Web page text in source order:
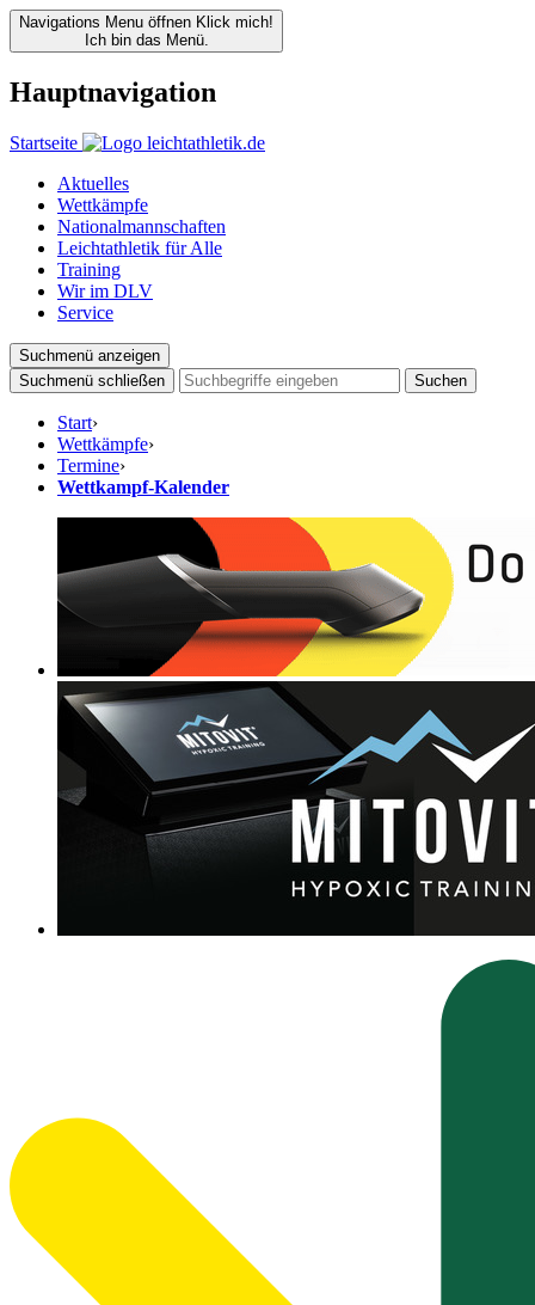
Navigations Menu öffnen Klick mich!
Ich bin das Menü.
Hauptnavigation
Startseite
Aktuelles
Wettkämpfe
Nationalmannschaften
Leichtathletik für Alle
Training
Wir im DLV
Service
Suchmenü anzeigen
Suchmenü schließen
Suchen
Start›
Wettkämpfe›
Termine›
Wettkampf-Kalender